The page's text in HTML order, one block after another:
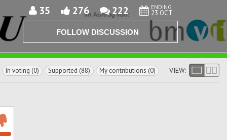
35 276 222 ENDING
23 OCT
FOLLOW DISCUSSION
In voting (0) Supported (88) My contributions (0) VIEW: